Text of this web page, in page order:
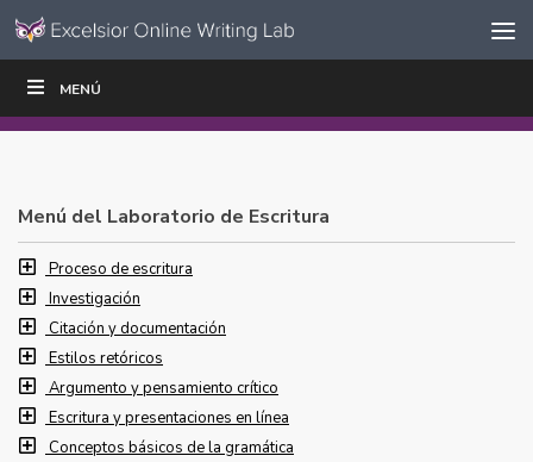
Ir al contenido
navegación
MENÚ
ESCRIBIR
Menú del Laboratorio de Escritura
Proceso de escritura
Investigación
Citación y documentación
Estilos retóricos
Argumento y pensamiento crítico
Escritura y presentaciones en línea
Conceptos básicos de la gramática